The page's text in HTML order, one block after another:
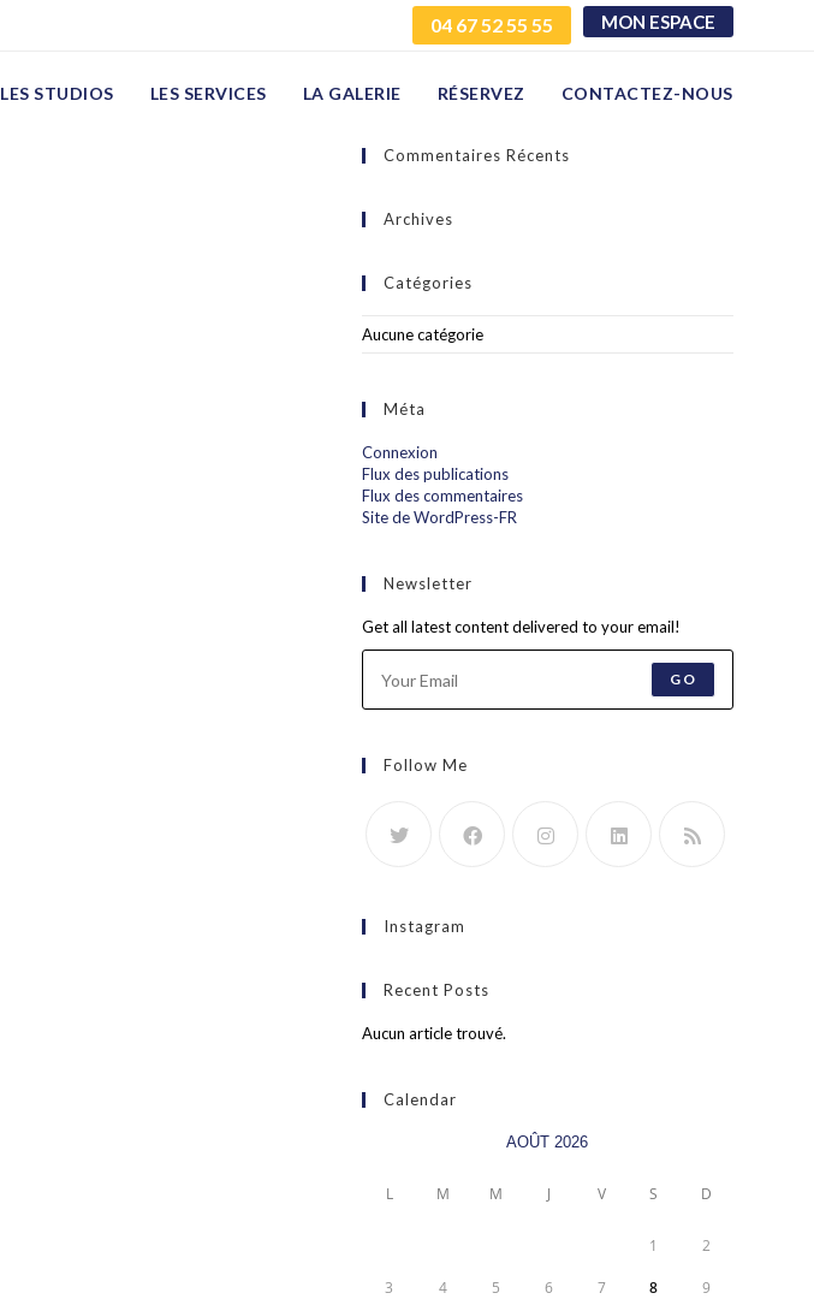
04 67 52 55 55 MON ESPACE
LES STUDIOS LES SERVICES LA GALERIE RÉSERVEZ CONTACTEZ-NOUS
Commentaires Récents
Archives
Catégories
Aucune catégorie
Méta
Connexion
Flux des publications
Flux des commentaires
Site de WordPress-FR
Newsletter
Get all latest content delivered to your email!
GO
Follow Me
Instagram
Recent Posts
Aucun article trouvé.
Calendar
AOÛT 2026
L M M J V S D
1 2
3 4 5 6 7 8 9